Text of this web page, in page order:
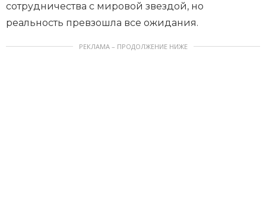
сотрудничества с мировой звездой, но
реальность превзошла все ожидания.
РЕКЛАМА – ПРОДОЛЖЕНИЕ НИЖЕ